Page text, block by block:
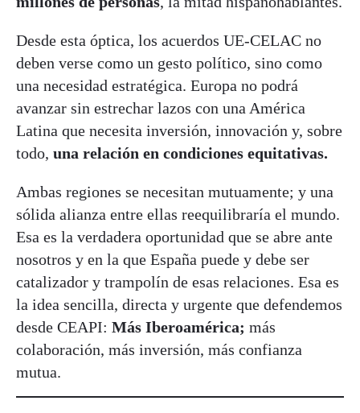
Desde esta óptica, los acuerdos UE-CELAC no
deben verse como un gesto político, sino como
una necesidad estratégica. Europa no podrá
avanzar sin estrechar lazos con una América
Latina que necesita inversión, innovación y, sobre
todo, una relación en condiciones equitativas.
Ambas regiones se necesitan mutuamente; y una
sólida alianza entre ellas reequilibraría el mundo.
Esa es la verdadera oportunidad que se abre ante
nosotros y en la que España puede y debe ser
catalizador y trampolín de esas relaciones. Esa es
la idea sencilla, directa y urgente que defendemos
desde CEAPI: Más Iberoamérica; más
colaboración, más inversión, más confianza
mutua.